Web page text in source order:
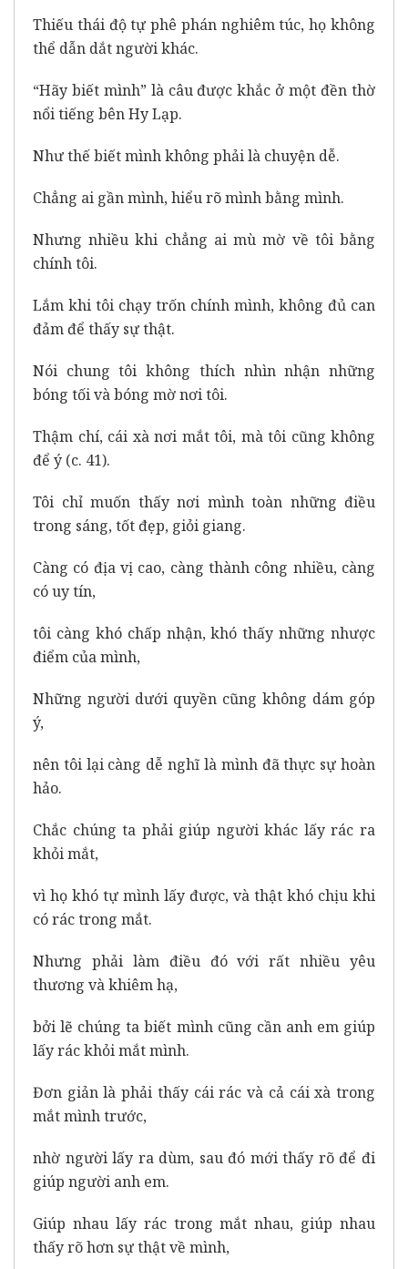
Thiếu thái độ tự phê phán nghiêm túc, họ không
thể dẫn dắt người khác.
“Hãy biết mình” là câu được khắc ở một đền thờ
nổi tiếng bên Hy Lạp.
Như thế biết mình không phải là chuyện dễ.
Chẳng ai gần mình, hiểu rõ mình bằng mình.
Nhưng nhiều khi chẳng ai mù mờ về tôi bằng
chính tôi.
Lắm khi tôi chạy trốn chính mình, không đủ can
đảm để thấy sự thật.
Nói chung tôi không thích nhìn nhận những
bóng tối và bóng mờ nơi tôi.
Thậm chí, cái xà nơi mắt tôi, mà tôi cũng không
để ý (c. 41).
Tôi chỉ muốn thấy nơi mình toàn những điều
trong sáng, tốt đẹp, giỏi giang.
Càng có địa vị cao, càng thành công nhiều, càng
có uy tín,
tôi càng khó chấp nhận, khó thấy những nhược
điểm của mình,
Những người dưới quyền cũng không dám góp
ý,
nên tôi lại càng dễ nghĩ là mình đã thực sự hoàn
hảo.
Chắc chúng ta phải giúp người khác lấy rác ra
khỏi mắt,
vì họ khó tự mình lấy được, và thật khó chịu khi
có rác trong mắt.
Nhưng phải làm điều đó với rất nhiều yêu
thương và khiêm hạ,
bởi lẽ chúng ta biết mình cũng cần anh em giúp
lấy rác khỏi mắt mình.
Đơn giản là phải thấy cái rác và cả cái xà trong
mắt mình trước,
nhờ người lấy ra dùm, sau đó mới thấy rõ để đi
giúp người anh em.
Giúp nhau lấy rác trong mắt nhau, giúp nhau
thấy rõ hơn sự thật về mình,